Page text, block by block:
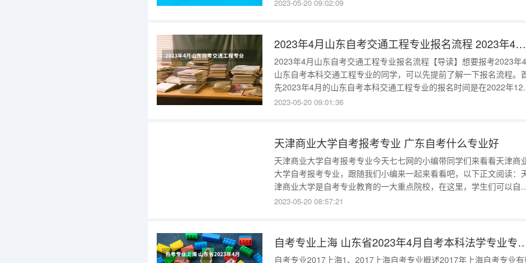
2023-05-20 09:02:09
2023年4月山东自考交通工程专业报名流程 2023年4月山东自考本科建筑工程专业介绍
2023年4月山东自考交通工程专业报名流程【导读】想要报考2023年
山东自考本科交通工程专业的同学，可以先提前了解一下报名流程。
先2023年4月的山东自考本科交通工程专业的报名时间是在2022年12
18日到24日，截止时间是在12月24日17:00。第一、如果是第一次报名
2023-05-20 09:01:36
天津商业大学自考报考专业 广东自考什么专业好
天津商业大学自考报考专业今天七七网的小编带同学们来看看天津商
大学自考报考专业，跟随我们小编来一起来看看吧，以下正文阅读：
津商业大学是自考专业教育的一大重点院校，在这里，学生们可以自
选择自考专业，享受到优质的教育资源。针对天津商业大学的自考报考
要满足以下条件：
2023-05-20 08:57:21
自考专业上海 山东省2023年4月自
自考专业2017上海1、2017上海自考专业概述2017年上海自考专业有